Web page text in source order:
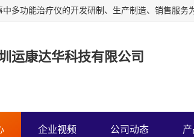
运康达华科技有限公司
企业视频 公司动态